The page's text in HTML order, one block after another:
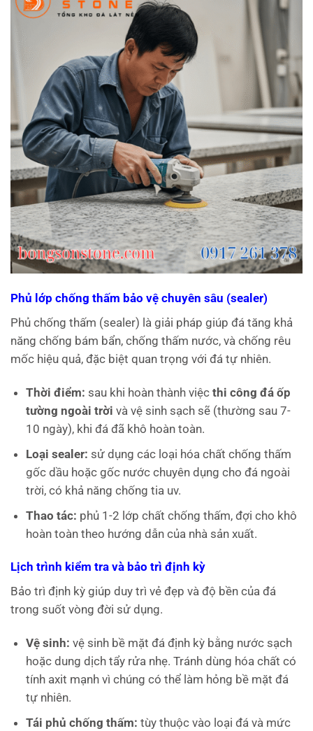
Phủ lớp chống thấm bảo vệ chuyên sâu (sealer)
Phủ chống thấm (sealer) là giải pháp giúp đá tăng khả
năng chống bám bẩn, chống thấm nước, và chống rêu
mốc hiệu quả, đặc biệt quan trọng với đá tự nhiên.
Thời điểm: sau khi hoàn thành việc thi công đá ốp
tường ngoài trời và vệ sinh sạch sẽ (thường sau 7-
10 ngày), khi đá đã khô hoàn toàn.
Loại sealer: sử dụng các loại hóa chất chống thấm
gốc dầu hoặc gốc nước chuyên dụng cho đá ngoài
trời, có khả năng chống tia uv.
Thao tác: phủ 1-2 lớp chất chống thấm, đợi cho khô
hoàn toàn theo hướng dẫn của nhà sản xuất.
Lịch trình kiểm tra và bảo trì định kỳ
Bảo trì định kỳ giúp duy trì vẻ đẹp và độ bền của đá
trong suốt vòng đời sử dụng.
Vệ sinh: vệ sinh bề mặt đá định kỳ bằng nước sạch
hoặc dung dịch tẩy rửa nhẹ. Tránh dùng hóa chất có
tính axit mạnh vì chúng có thể làm hỏng bề mặt đá
tự nhiên.
Tái phủ chống thấm: tùy thuộc vào loại đá và mức